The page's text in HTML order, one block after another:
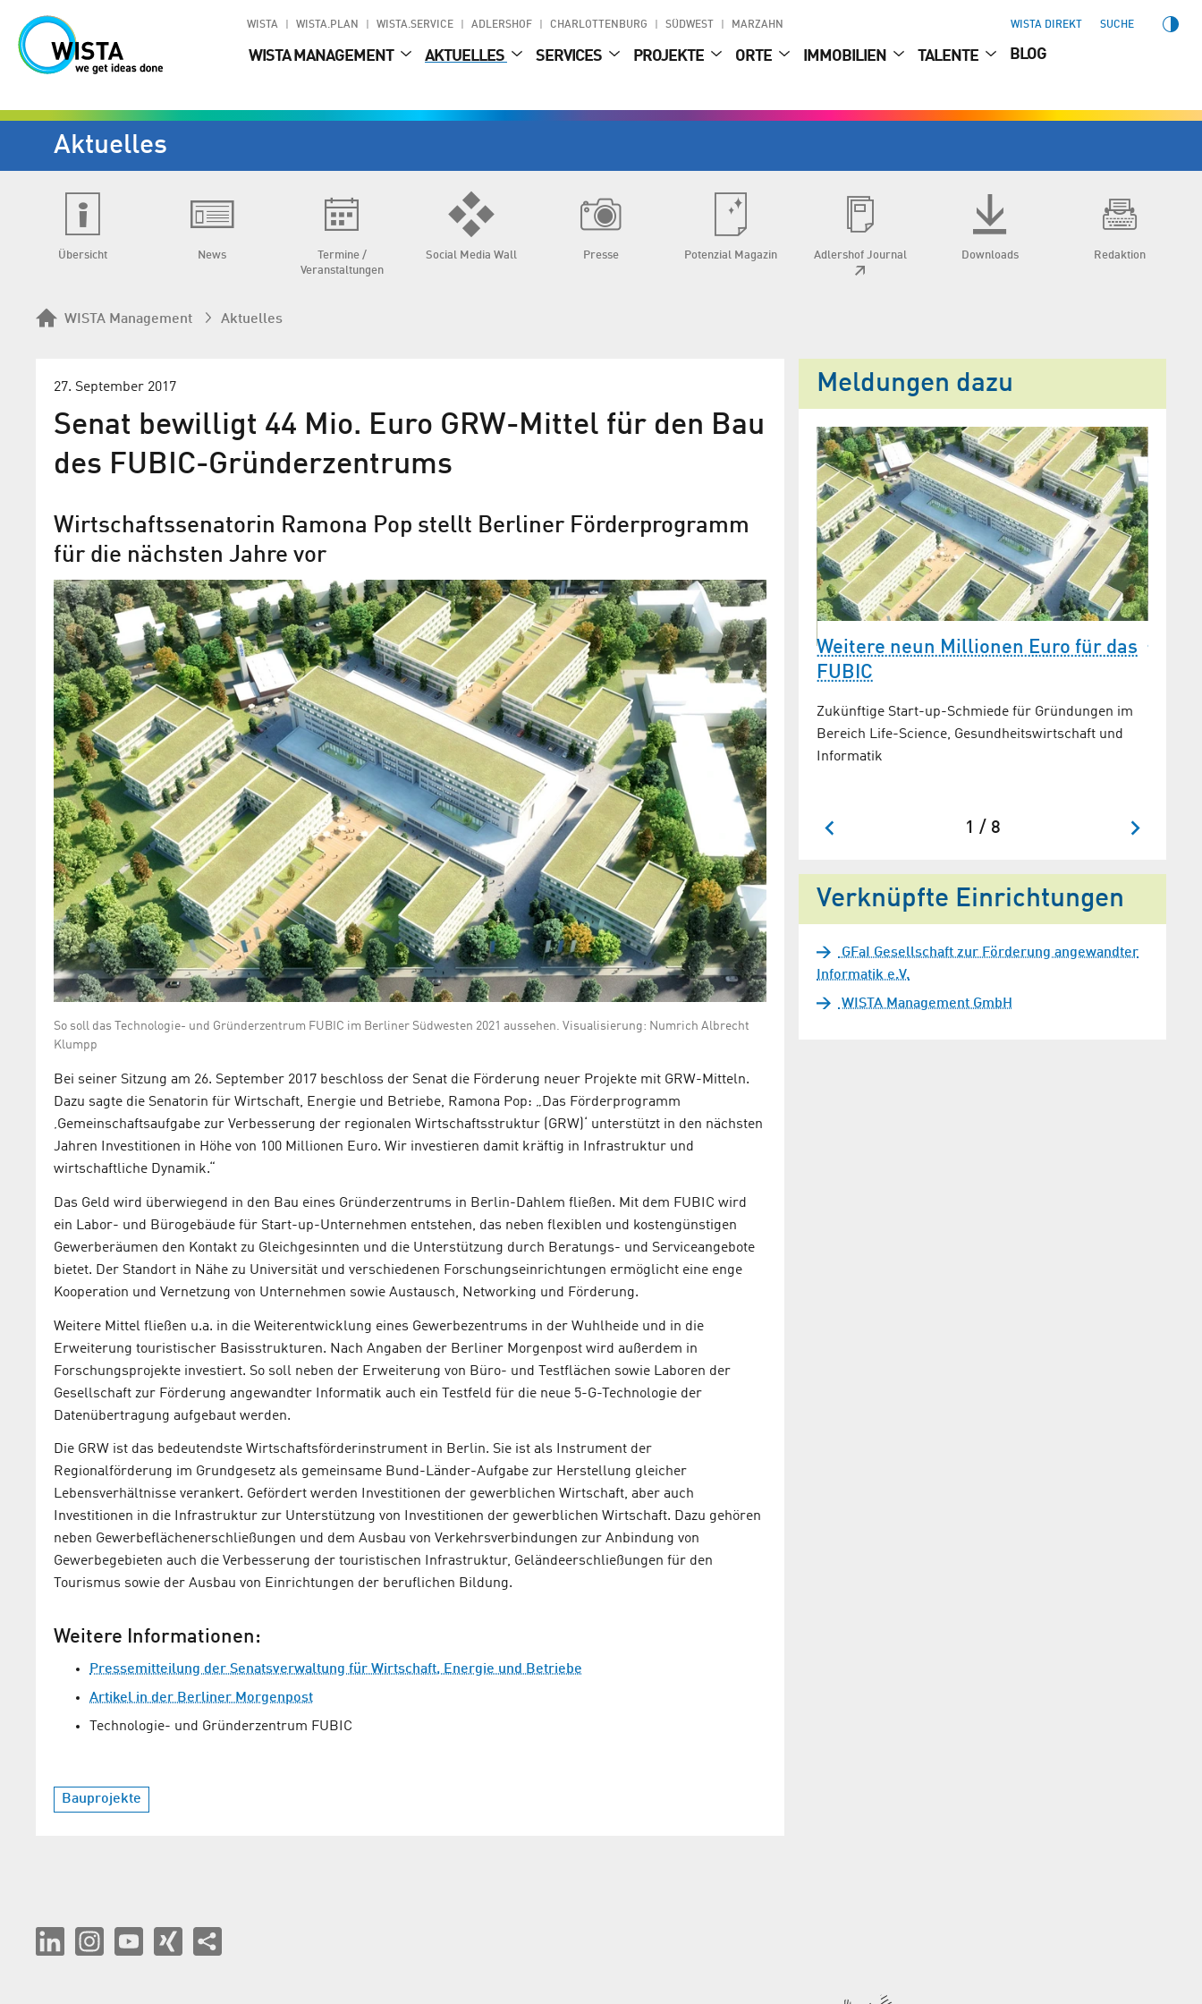
WISTA WISTA.PLAN WISTA.SERVICE ADLERSHOF CHARLOTTENBURG SÜDWEST MARZAHN WISTA DIREKT SUCHE
WISTA MANAGEMENT AKTUELLES SERVICES PROJEKTE ORTE IMMOBILIEN TALENTE BLOG
Aktuelles
Übersicht News
Termine /
Veranstaltungen
Social Media Wall Presse Potenzial Magazin Adlershof Journal Downloads Redaktion
WISTA Management Aktuelles
27. September 2017
Senat bewilligt 44 Mio. Euro GRW-Mittel für den Bau
des FUBIC-Gründerzentrums
Wirtschaftssenatorin Ramona Pop stellt Berliner Förderprogramm
für die nächsten Jahre vor
So soll das Technologie- und Gründerzentrum FUBIC im Berliner Südwesten 2021 aussehen. Visualisierung: Numrich Albrecht
Klumpp
Bei seiner Sitzung am 26. September 2017 beschloss der Senat die Förderung neuer Projekte mit GRW-Mitteln.
Dazu sagte die Senatorin für Wirtschaft, Energie und Betriebe, Ramona Pop: „Das Förderprogramm
‚Gemeinschaftsaufgabe zur Verbesserung der regionalen Wirtschaftsstruktur (GRW)‘ unterstützt in den nächsten
Jahren Investitionen in Höhe von 100 Millionen Euro. Wir investieren damit kräftig in Infrastruktur und
wirtschaftliche Dynamik.“
Das Geld wird überwiegend in den Bau eines Gründerzentrums in Berlin-Dahlem fließen. Mit dem FUBIC wird
ein Labor- und Bürogebäude für Start-up-Unternehmen entstehen, das neben flexiblen und kostengünstigen
Gewerberäumen den Kontakt zu Gleichgesinnten und die Unterstützung durch Beratungs- und Serviceangebote
bietet. Der Standort in Nähe zu Universität und verschiedenen Forschungseinrichtungen ermöglicht eine enge
Kooperation und Vernetzung von Unternehmen sowie Austausch, Networking und Förderung.
Weitere Mittel fließen u.a. in die Weiterentwicklung eines Gewerbezentrums in der Wuhlheide und in die
Erweiterung touristischer Basisstrukturen. Nach Angaben der Berliner Morgenpost wird außerdem in
Forschungsprojekte investiert. So soll neben der Erweiterung von Büro- und Testflächen sowie Laboren der
Gesellschaft zur Förderung angewandter Informatik auch ein Testfeld für die neue 5-G-Technologie der
Datenübertragung aufgebaut werden.
Die GRW ist das bedeutendste Wirtschaftsförderinstrument in Berlin. Sie ist als Instrument der
Regionalförderung im Grundgesetz als gemeinsame Bund-Länder-Aufgabe zur Herstellung gleicher
Lebensverhältnisse verankert. Gefördert werden Investitionen der gewerblichen Wirtschaft, aber auch
Investitionen in die Infrastruktur zur Unterstützung von Investitionen der gewerblichen Wirtschaft. Dazu gehören
neben Gewerbeflächenerschließungen und dem Ausbau von Verkehrsverbindungen zur Anbindung von
Gewerbegebieten auch die Verbesserung der touristischen Infrastruktur, Geländeerschließungen für den
Tourismus sowie der Ausbau von Einrichtungen der beruflichen Bildung.
Weitere Informationen:
Pressemitteilung der Senatsverwaltung für Wirtschaft, Energie und Betriebe
Artikel in der Berliner Morgenpost
Technologie- und Gründerzentrum FUBIC
Bauprojekte
Meldungen dazu
Städtebaulicher Vertrag für
Innovations- und Gründungszentrum
FUBIC in Berlin-Dahlem
unterzeichnet
Fertigstellung Ende 2021
5G kann der digitalen Energiewende
den Weg bereiten
Stromnetz Berlin, Ericsson und die Deutsche
Telekom testen Mobilfunkstandard 5G in Berlin
Adlershof und Bonn
Weitere neun Millionen Euro für das
FUBIC
Zukünftige Start-up-Schmiede für Gründungen im
Bereich Life-Science, Gesundheitswirtschaft und
Informatik
1 / 8
Verknüpfte Einrichtungen
GFaI Gesellschaft zur Förderung angewandter
Informatik e.V.
WISTA Management GmbH